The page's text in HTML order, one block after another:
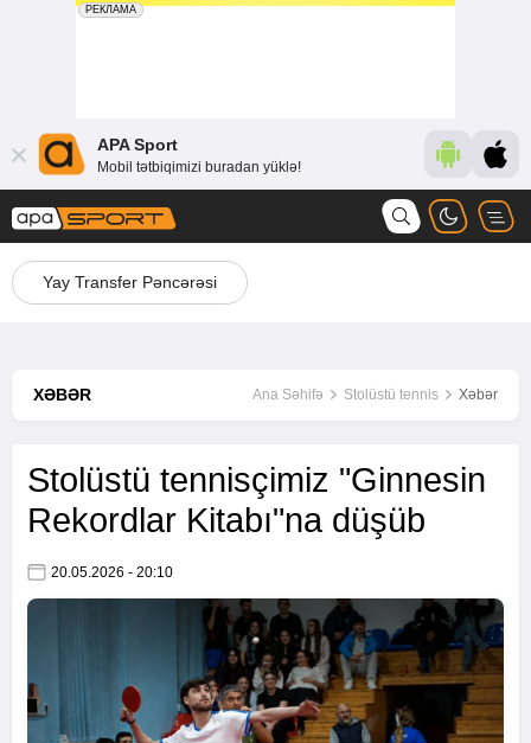
APA Sport
Mobil tətbiqimizi buradan yüklə!
Yay Transfer Pəncərəsi
XƏBƏR Ana Səhifə Stolüstü tennis Xəbər
Stolüstü tennisçimiz "Ginnesin
Rekordlar Kitabı"na düşüb
20.05.2026 - 20:10